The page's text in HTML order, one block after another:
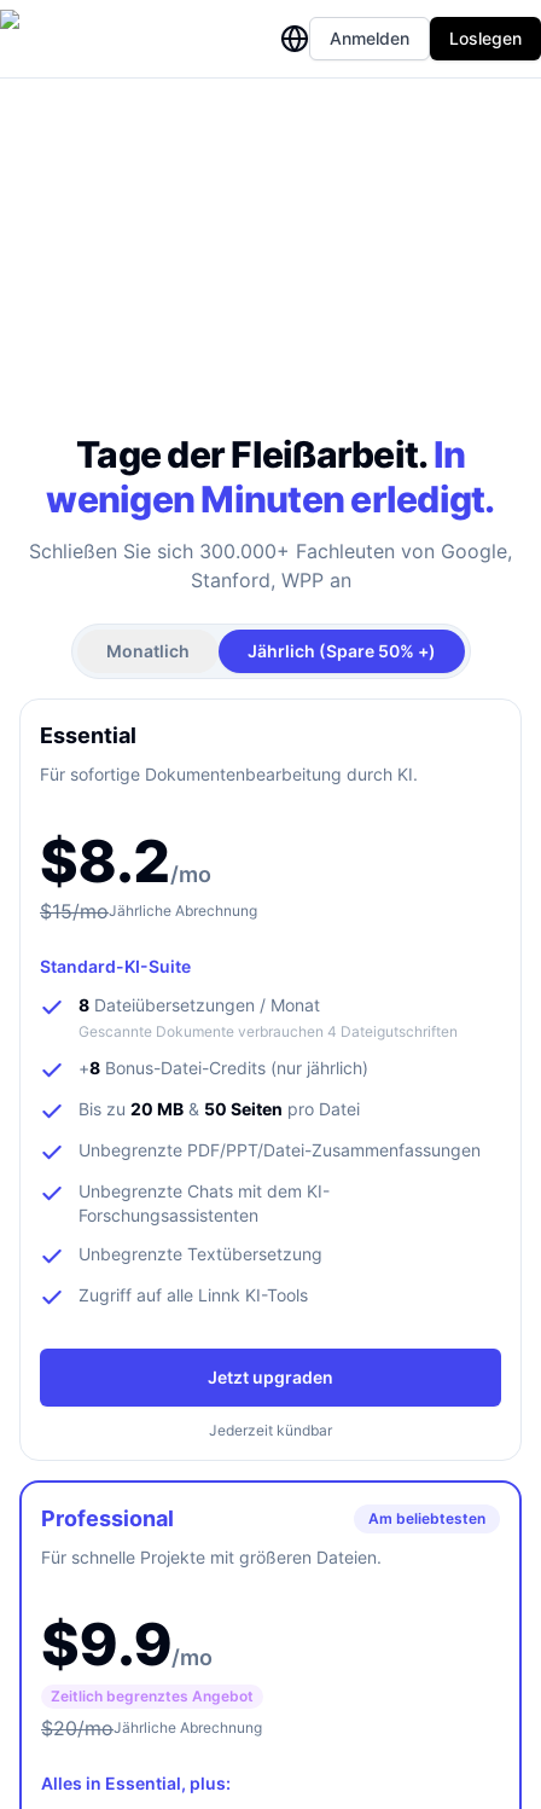
Anmelden Loslegen
Tage der Fleißarbeit.In
wenigen Minuten erledigt.
Schließen Sie sich 300.000+ Fachleuten von Google,
Stanford, WPP an
Monatlich Jährlich (Spare 50% +)
Essential
Für sofortige Dokumentenbearbeitung durch KI.
$8.2/mo
$15/moJährliche Abrechnung
Standard-KI-Suite
8 Dateiübersetzungen / Monat
Gescannte Dokumente verbrauchen 4 Dateigutschriften
+8 Bonus-Datei-Credits (nur jährlich)
Bis zu 20 MB & 50 Seiten pro Datei
Unbegrenzte PDF/PPT/Datei-Zusammenfassungen
Unbegrenzte Chats mit dem KI-
Forschungsassistenten
Unbegrenzte Textübersetzung
Zugriff auf alle Linnk KI-Tools
Jetzt upgraden
Jederzeit kündbar
Professional Am beliebtesten
Für schnelle Projekte mit größeren Dateien.
$9.9/mo
Zeitlich begrenztes Angebot
$20/moJährliche Abrechnung
Alles in Essential, plus: